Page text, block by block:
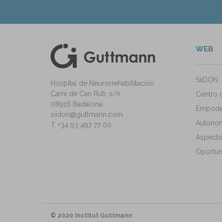
Hospital de Neurorrehabilitación
Camí de Can Ruti, s/n
08916 Badalona
siidon@guttmann.com
T. +34 93 497 77 00
WEB
SiiDON
Centro
© 2020 Institut Guttmann